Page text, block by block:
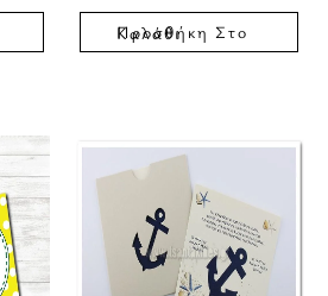
Προσθήκη Στο Καλάθι